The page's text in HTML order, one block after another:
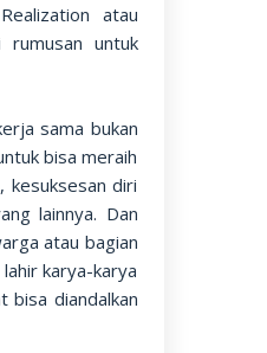
atau
rumusan untuk
sama bukan
bisa meraih
kesuksesan diri
lainnya. Dan
atau bagian
karya-karya
bisa diandalkan